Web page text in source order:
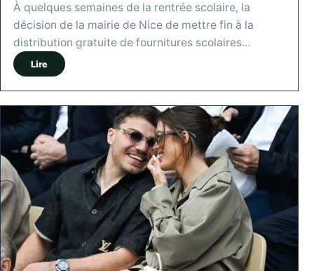
À quelques semaines de la rentrée scolaire, la
décision de la mairie de Nice de mettre fin à la
distribution gratuite de fournitures scolaires…
Lire